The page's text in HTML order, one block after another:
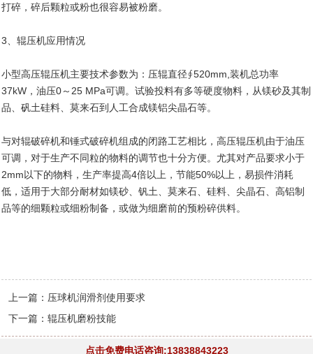
打碎，碎后颗粒或粉也很容易被粉磨。
3、辊压机应用情况
小型高压辊压机主要技术参数为：压辊直径∮520mm,装机总功率
37kW，油压0～25 MPa可调。试验投料有多等硬度物料，从镁砂及其制
品、矾土硅料、莫来石到人工合成镁铝尖晶石等。
与对辊破碎机和锤式破碎机组成的闭路工艺相比，高压辊压机由于油压
可调，对于生产不同粒的物料的调节也十分方便。尤其对产品要求小于
2mm以下的物料，生产率提高4倍以上，节能50%以上，易损件消耗
低，适用于大部分耐材如镁砂、钒土、莫来石、硅料、尖晶石、高铝制
品等的细颗粒或细粉制备，或做为细磨前的预粉碎供料。
上一篇： 压球机润滑剂使用要求
下一篇：辊压机磨粉技能
点击免费电话咨询:13838843223